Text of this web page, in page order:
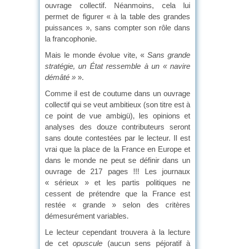
ouvrage collectif. Néanmoins, cela lui
permet de figurer « à la table des grandes
puissances », sans compter son rôle dans
la francophonie.
Mais le monde évolue vite, « Sans grande
stratégie, un État ressemble à un « navire
démâté » ».
Comme il est de coutume dans un ouvrage
collectif qui se veut ambitieux (son titre est à
ce point de vue ambigü), les opinions et
analyses des douze contributeurs seront
sans doute contestées par le lecteur. Il est
vrai que la place de la France en Europe et
dans le monde ne peut se définir dans un
ouvrage de 217 pages !!! Les journaux
« sérieux » et les partis politiques ne
cessent de prétendre que la France est
restée « grande » selon des critères
démesurément variables.
Le lecteur cependant trouvera à la lecture
de cet opuscule (aucun sens péjoratif à